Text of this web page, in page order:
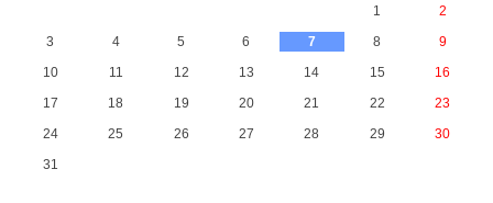
1
2
3
4 5 6 7 8
9
10
11 12 13 14 15
16
17
18 19 20 21 22
23
24
25 26 27 28 29
30
31